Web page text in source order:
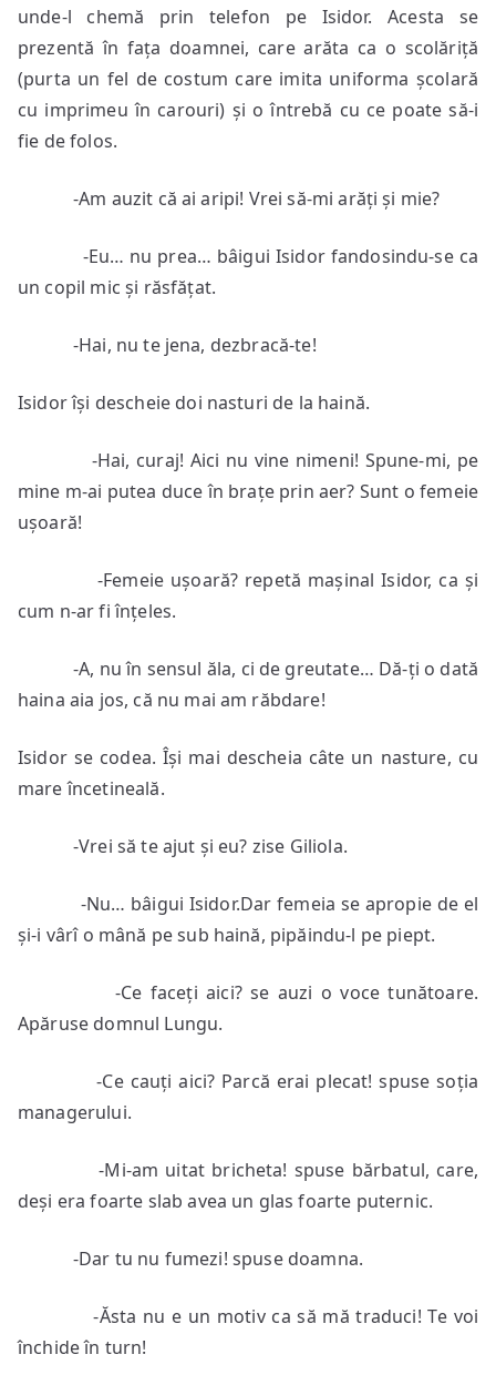
unde-l chemă prin telefon pe Isidor. Acesta se
prezentă în fața doamnei, care arăta ca o scolăriță
(purta un fel de costum care imita uniforma școlară
cu imprimeu în carouri) și o întrebă cu ce poate să-i
fie de folos.
-Am auzit că ai aripi! Vrei să-mi arăți și mie?
-Eu… nu prea… bâigui Isidor fandosindu-se ca
un copil mic și răsfățat.
-Hai, nu te jena, dezbracă-te!
Isidor își descheie doi nasturi de la haină.
-Hai, curaj! Aici nu vine nimeni! Spune-mi, pe
mine m-ai putea duce în brațe prin aer? Sunt o femeie
ușoară!
-Femeie ușoară? repetă mașinal Isidor, ca și
cum n-ar fi înțeles.
-A, nu în sensul ăla, ci de greutate… Dă-ți o dată
haina aia jos, că nu mai am răbdare!
Isidor se codea. Își mai descheia câte un nasture, cu
mare încetineală.
-Vrei să te ajut și eu? zise Giliola.
-Nu… bâigui Isidor.Dar femeia se apropie de el
și-i vârî o mână pe sub haină, pipăindu-l pe piept.
-Ce faceți aici? se auzi o voce tunătoare.
Apăruse domnul Lungu.
-Ce cauți aici? Parcă erai plecat! spuse soția
managerului.
-Mi-am uitat bricheta! spuse bărbatul, care,
deși era foarte slab avea un glas foarte puternic.
-Dar tu nu fumezi! spuse doamna.
-Ăsta nu e un motiv ca să mă traduci! Te voi
închide în turn!